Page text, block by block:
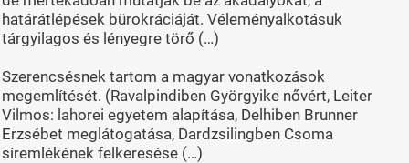
határátlépések bürokráciáját. Véleményalkotásuk
tárgyilagos és lényegre törő (…)
Szerencsésnek tartom a magyar vonatkozások
megemlítését. (Ravalpindiben Györgyike nővért, Leiter
Vilmos: lahorei egyetem alapítása, Delhiben Brunner
Erzsébet meglátogatása, Dardzsilingben Csoma
síremlékének felkeresése (…)